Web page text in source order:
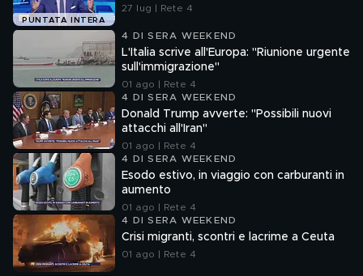
PUNTATA INTERA
27 lug | Rete 4
4 DI SERA WEEKEND
L'Italia scrive all'Europa: "Riunione urgente
sull'immigrazione"
01 ago | Rete 4
4 DI SERA WEEKEND
Donald Trump avverte: "Possibili nuovi
attacchi all'Iran"
01 ago | Rete 4
4 DI SERA WEEKEND
Esodo estivo, in viaggio con carburanti in
aumento
01 ago | Rete 4
4 DI SERA WEEKEND
Crisi migranti, scontri e lacrime a Ceuta
01 ago | Rete 4